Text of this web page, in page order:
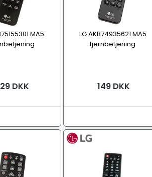
MA5
DKK
LG AKB74935621 MA5
fjernbetjening
149 DKK